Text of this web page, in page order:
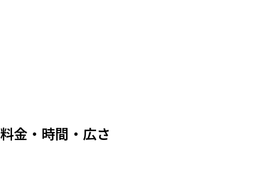
料金・時間・広さ